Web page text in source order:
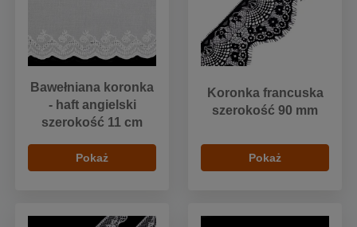
Bawełniana koronka
- haft angielski
szerokość 11 cm
Pokaż
Koronka francuska
szerokość 90 mm
Pokaż